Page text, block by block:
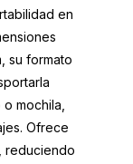
en
su formato
mochila,
Ofrece
reduciendo